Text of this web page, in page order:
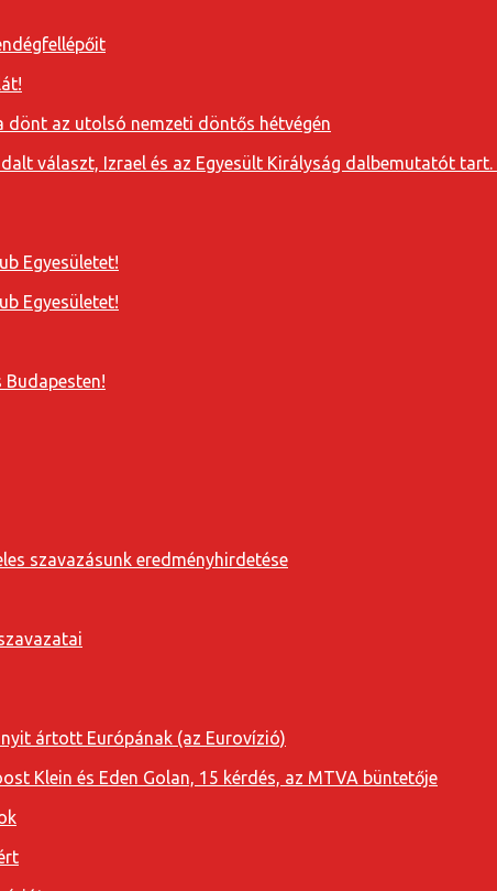
dönt az utolsó nemzeti döntős hétvégén
választ, Izrael és az Egyesült Királyság dalbemutatót tart.
Egyesületet!
Egyesületet!
Budapesten!
szavazásunk eredményhirdetése
ártott Európának (az Eurovízió)
Klein és Eden Golan, 15 kérdés, az MTVA büntetője